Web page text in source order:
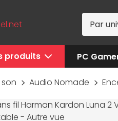
Par
produits PC
Audio Nomade